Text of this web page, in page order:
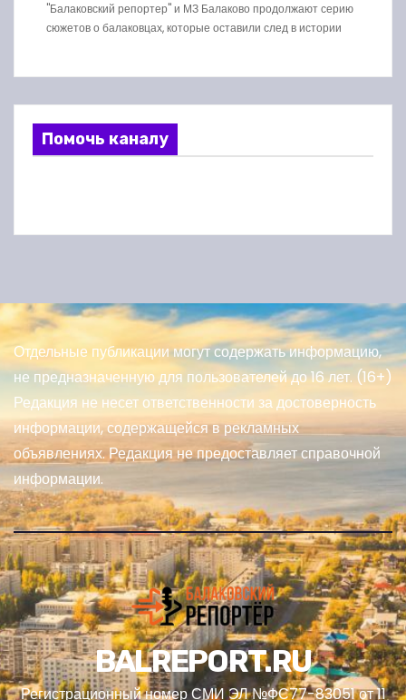
"Балаковский репортер" и МЗ Балаково продолжают серию
сюжетов о балаковцах, которые оставили след в истории
Помочь каналу
Отдельные публикации могут содержать информацию,
не предназначенную для пользователей до 16 лет. (16+)
Редакция не несет ответственности за достоверность
информации, содержащейся в рекламных
объявлениях. Редакция не предоставляет справочной
информации.
BALREPORT.RU
Регистрационный номер СМИ ЭЛ №ФС77-83051 от 11